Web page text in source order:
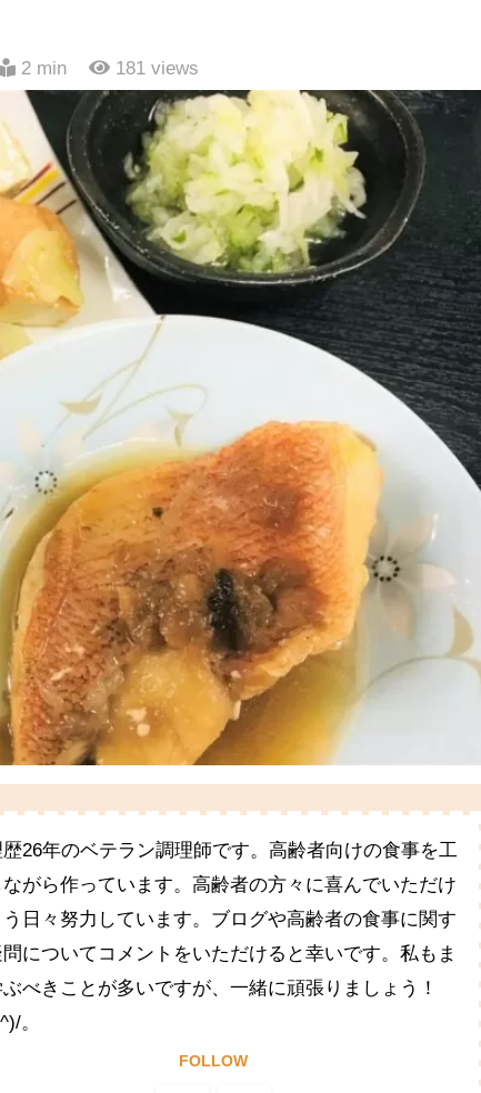
2 min 181 views
26年のベテラン調理師です。高齢者向けの食事を工
ながら作っています。高齢者の方々に喜んでいただけ
う日々努力しています。ブログや高齢者の食事に関す
問についてコメントをいただけると幸いです。私もま
べきことが多いですが、一緒に頑張りましょう！
。
FOLLOW